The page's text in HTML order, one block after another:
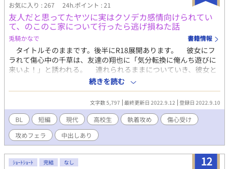
お気に入り : 267 24h.ポイント : 21
友人だと思ってたヤツに実はクソデカ感情向けられてい
て、のこのこ家について行ったら逃げ損ねた話
兎騎かなで 書籍情報
タイトルそのままです。後半にR18展開あります。 彼女にフ
ラれて傷心中の千草は、友達の翔也に「気分転換に俺んち遊びに
来いよ！」と誘われる。 連れられるままについていき、彼女と
のアレコレを話すと「それじゃダメだ、俺が上手いやり方を教え
てやる」と迫られて……！？ 気晴らしにサクッと読める分量で
続きを読む
文字数 5,797 最終更新日 2022.9.12 登録日 2022.9.10
BL 短編 現代 高校生 執着攻め
傷心受け
攻めフェラ
中出しあり
12
ｼｮｰﾄｼｮｰﾄ 完結 なし